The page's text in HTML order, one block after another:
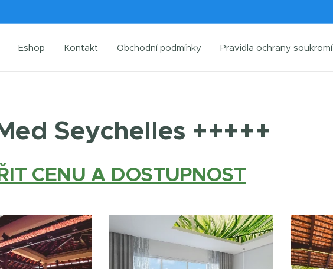
Eshop Kontakt Obchodní podmínky Pravidla ochrany soukromí
Seychelles +++++
CENU A DOSTUPNOST